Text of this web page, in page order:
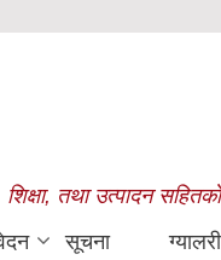
तथा उत्पादन सहितको
सूचना ग्यालरी